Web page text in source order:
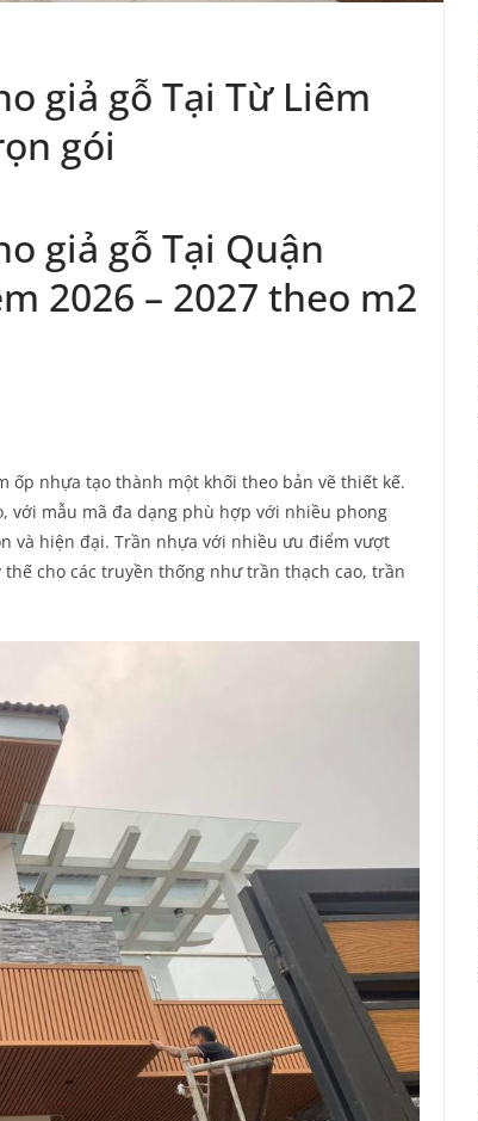
giả gỗ Tại Từ Liêm
gói
giả gỗ Tại Quận
2026 – 2027 theo m2
nhựa tạo thành một khối theo bản vẽ thiết kế.
với mẫu mã đa dạng phù hợp với nhiều phong
và hiện đại. Trần nhựa với nhiều ưu điểm vượt
cho các truyền thống như trần thạch cao, trần